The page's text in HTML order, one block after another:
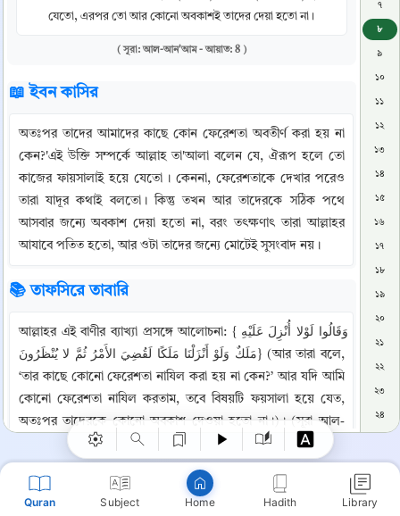
Quran Subject Home Hadith Library
যেতো, এরপর তো আর কোনো অবকাশই তাদের দেয়া হতো না।
( সূরা: আল-আন'আম - আয়াত: 8 )
📖 ইবন কাসির
অতঃপর তাদের আমাদের কাছে কোন ফেরেশতা অবতীর্ণ করা হয় না
কেন?'এই উক্তি সম্পর্কে আল্লাহ তা'আলা বলেন যে, ঐরূপ হলে তো
কাজের ফায়সালাই হয়ে যেতো । কেননা, ফেরেশতাকে দেখার পরেও
তারা যাদূর কথাই বলতো। কিন্তু তখন আর তাদেরকে সঠিক পথে
আসবার জন্যে অবকাশ দেয়া হতো না, বরং তৎক্ষণাৎ তারা আল্লাহর
আযাবে পতিত হতো, আর ওটা তাদের জন্যে মোটেই সুসংবাদ নয়।
📚 তাফসিরে তাবারি
আল্লাহর এই বাণীর ব্যাখ্যা প্রসঙ্গে আলোচনা: {وَقَالُوا لَوْلا أُنْزِلَ عَلَيْهِ
مَلَكٌ وَلَوْ أَنْزَلْنَا مَلَكًا لَقُضِيَ الأَمْرُ ثُمَّ لا يُنْظَرُونَ} (আর তারা বলে,
‘তার কাছে কোনো ফেরেশতা নাযিল করা হয় না কেন?’ আর যদি আমি
কোনো ফেরেশতা নাযিল করতাম, তবে বিষয়টি ফয়সালা হয়ে যেত,
অতঃপর তাদেরকে কোনো অবকাশ দেওয়া হতো না।)। (সূরা আল-
আন‘আম: ৮)
আবু জাফর (তাবারী) বলেন, আল্লাহ তা‘আলা বলেন: আমার
আয়াতসমূহকে অস্বীকারকারী এবং আমার সাথে শরীক ও উপাস্য
৭
৮
৯
১০
১১
১২
১৩
১৪
১৫
১৬
১৭
১৮
১৯
২০
২১
২২
২৩
২৪
২৬
Copy